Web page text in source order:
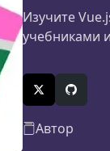
Изучите
учебниками
X (Twitter)GitHub
Автор